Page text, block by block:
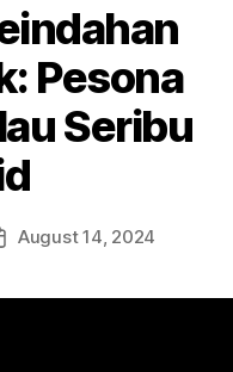
Pesona
Seribu
August 14, 2024